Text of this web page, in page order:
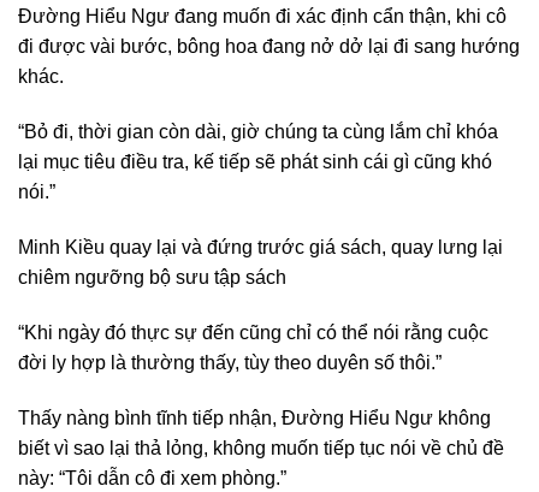
Đường Hiểu Ngư đang muốn đi xác định cẩn thận, khi cô
đi được vài bước, bông hoa đang nở dở lại đi sang hướng
khác.
“Bỏ đi, thời gian còn dài, giờ chúng ta cùng lắm chỉ khóa
lại mục tiêu điều tra, kế tiếp sẽ phát sinh cái gì cũng khó
nói.”
Minh Kiều quay lại và đứng trước giá sách, quay lưng lại
chiêm ngưỡng bộ sưu tập sách
“Khi ngày đó thực sự đến cũng chỉ có thể nói rằng cuộc
đời ly hợp là thường thấy, tùy theo duyên số thôi.”
Thấy nàng bình tĩnh tiếp nhận, Đường Hiểu Ngư không
biết vì sao lại thả lỏng, không muốn tiếp tục nói về chủ đề
này: “Tôi dẫn cô đi xem phòng.”